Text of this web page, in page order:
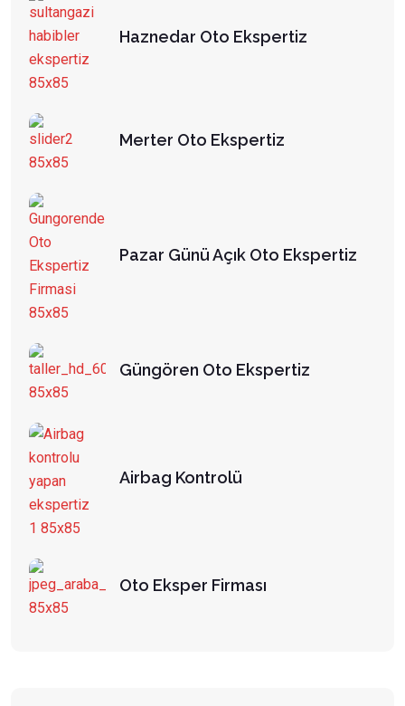
Haznedar Oto Ekspertiz
Merter Oto Ekspertiz
Pazar Günü Açık Oto Ekspertiz
Güngören Oto Ekspertiz
Airbag Kontrolü
Oto Eksper Firması